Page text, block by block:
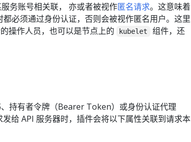
务账号相关联， 亦或者被视作匿名请求。这意味着
必须通过身份认证，否则会被视作匿名用户。这里
操作人员，也可以是节点上的 kubelet
组件，还
持有者令牌（Bearer Token）或身份认证代理
给 API 服务器时，插件会将以下属性关联到请求本